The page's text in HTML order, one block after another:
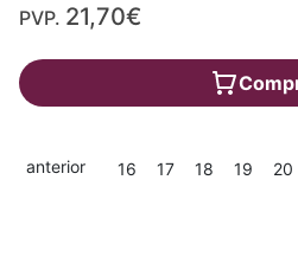
PVP. 21,70€
anterior 16 17 18 19 20